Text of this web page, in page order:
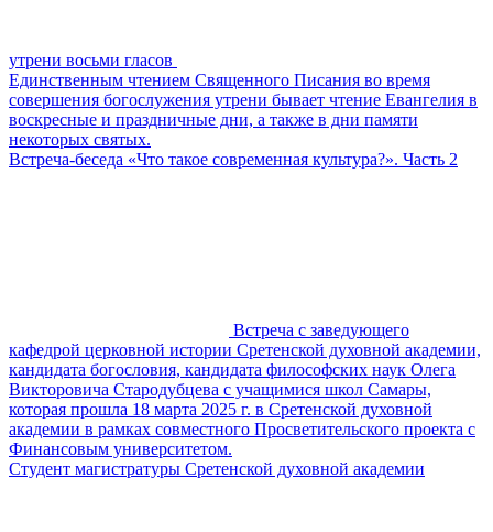
утрени восьми гласов
Единственным чтением Священного Писания во время
совершения богослужения утрени бывает чтение Евангелия в
воскресные и праздничные дни, а также в дни памяти
некоторых святых.
Встреча-беседа «Что такое современная культура?». Часть 2
Встреча с заведующего
кафедрой церковной истории Сретенской духовной академии,
кандидата богословия, кандидата философских наук Олега
Викторовича Стародубцева с учащимися школ Самары,
которая прошла 18 марта 2025 г. в Сретенской духовной
академии в рамках совместного Просветительского проекта с
Финансовым университетом.
Студент магистратуры Сретенской духовной академии